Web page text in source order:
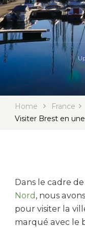
Home France
Visiter Brest en
Dans le cadre de
Nord , nous
pour visiter la
marqué avec le